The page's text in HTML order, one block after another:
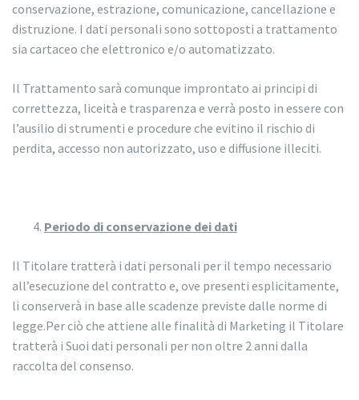
conservazione, estrazione, comunicazione, cancellazione e
distruzione. I dati personali sono sottoposti a trattamento
sia cartaceo che elettronico e/o automatizzato.
Il Trattamento sarà comunque improntato ai principi di
correttezza, liceità e trasparenza e verrà posto in essere con
l’ausilio di strumenti e procedure che evitino il rischio di
perdita, accesso non autorizzato, uso e diffusione illeciti.
Periodo di conservazione dei dati
Il Titolare tratterà i dati personali per il tempo necessario
all’esecuzione del contratto e, ove presenti esplicitamente,
li conserverà in base alle scadenze previste dalle norme di
legge.Per ciò che attiene alle finalità di Marketing il Titolare
tratterà i Suoi dati personali per non oltre 2 anni dalla
raccolta del consenso.